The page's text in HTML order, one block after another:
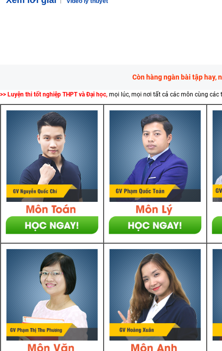
Còn hàng ngàn bài tập hay,
>> Luyện thi tốt nghiệp THPT và Đại học, mọi lúc, mọi nơi tất cả các môn cùng các